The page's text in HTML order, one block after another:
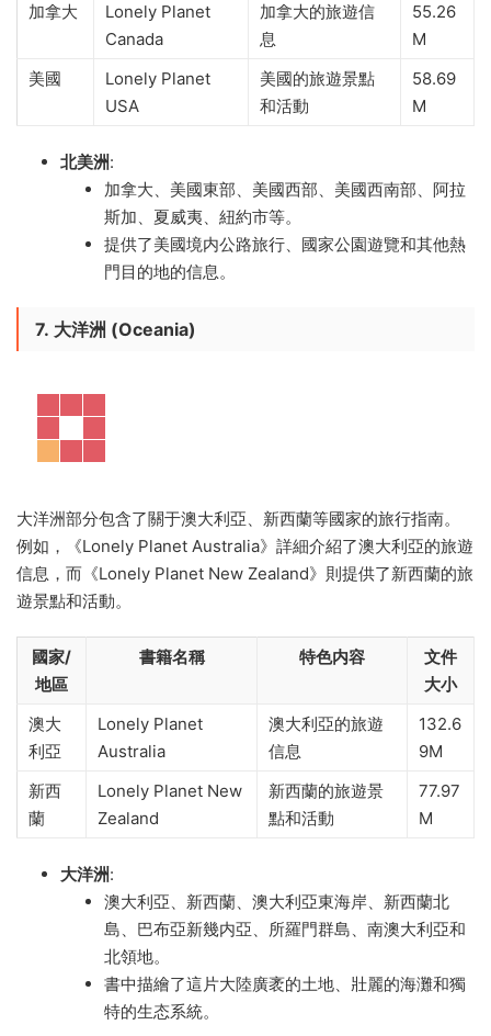
加拿大
Lonely Planet
Canada
加拿大的旅遊信
息
55.26
M
美國
Lonely Planet
USA
美國的旅遊景點
和活動
58.69
M
北美洲:
加拿大、美國東部、美國西部、美國西南部、阿拉
斯加、夏威夷、紐約市等。
提供了美國境内公路旅行、國家公園遊覽和其他熱
門目的地的信息。
7. 大洋洲 (Oceania)
大洋洲部分包含了關于澳大利亞、新西蘭等國家的旅行指南。
例如，《Lonely Planet Australia》詳細介紹了澳大利亞的旅遊
信息，而《Lonely Planet New Zealand》則提供了新西蘭的旅
遊景點和活動。
國家/
地區
書籍名稱 特色内容
文件
大小
澳大
利亞
Lonely Planet
Australia
澳大利亞的旅遊
信息
132.6
9M
新西
蘭
Lonely Planet New
Zealand
新西蘭的旅遊景
點和活動
77.97
M
大洋洲:
澳大利亞、新西蘭、澳大利亞東海岸、新西蘭北
島、巴布亞新幾内亞、所羅門群島、南澳大利亞和
北領地。
書中描繪了這片大陸廣袤的土地、壯麗的海灘和獨
特的生态系統。